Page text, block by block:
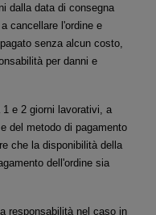
dalla data di consegna
cancellare l'ordine e
senza alcun costo,
per danni e
1 e 2 giorni lavorativi, a
del metodo di pagamento
che la disponibilità della
dell'ordine sia
responsabilità nel caso in